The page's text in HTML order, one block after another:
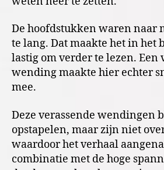
De hoofdstukken waren naar
te lang. Dat maakte het in het
lastig om verder te lezen. Een
wending maakte hier echter
mee.
Deze verassende wendingen
opstapelen, maar zijn niet
waardoor het verhaal
combinatie met de hoge